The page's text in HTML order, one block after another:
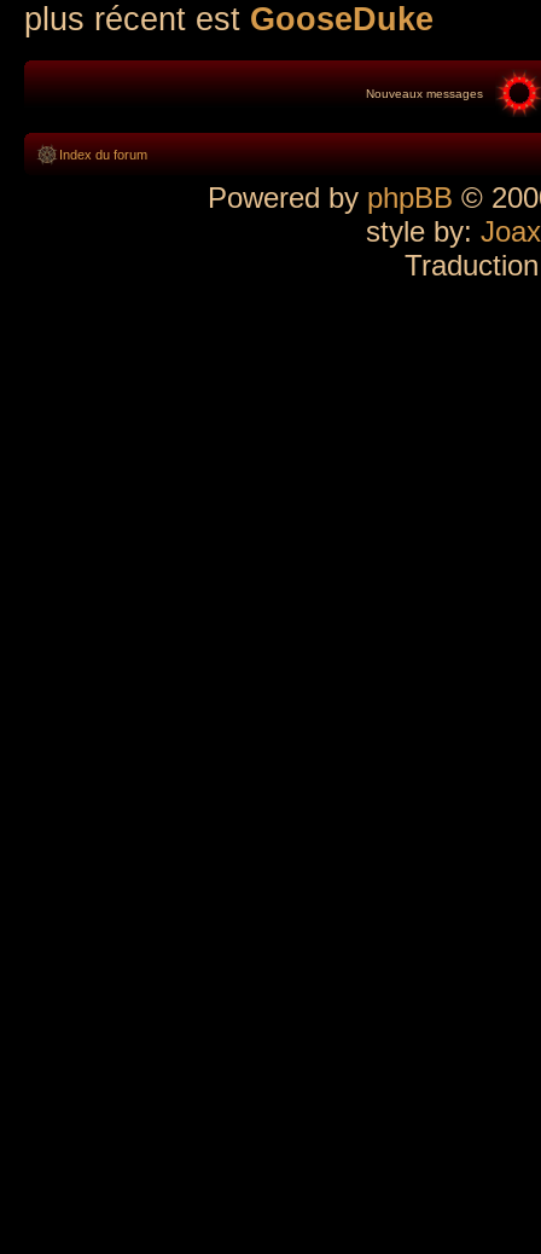
plus récent est GooseDuke
Nouveaux messages
Index du forum
Powered by phpBB ©
style by: